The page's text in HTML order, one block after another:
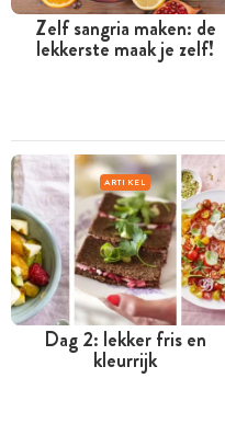
Zelf sangria maken: de
lekkerste maak je zelf!
ARTIKEL
Dag 2: lekker fris en
kleurrijk